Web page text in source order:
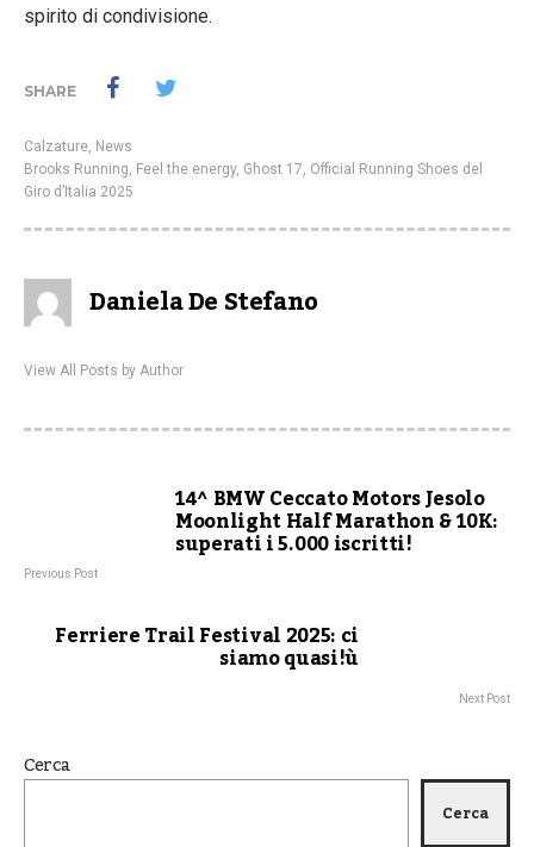
spirito di condivisione.
SHARE
Calzature, News
Brooks Running, Feel the energy, Ghost 17, Official Running Shoes del
Giro d’Italia 2025
Daniela De Stefano
View All Posts by Author
14^ BMW Ceccato Motors Jesolo
Moonlight Half Marathon & 10K:
superati i 5.000 iscritti!
Previous Post
Ferriere Trail Festival 2025: ci
siamo quasi!ù
Next Post
Cerca
Cerca